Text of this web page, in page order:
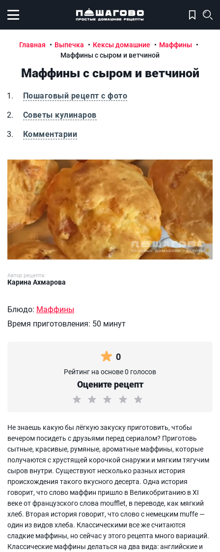
Открыть меню
Главная Выпечка Кексы домашние
Маффины
Маффины с сыром и ветчиной
Маффины с сыром и ветчиной
Пошаговый рецепт с фото
Советы кулинаров
Комментарии
Маффины с сыром и ветчиной
Автор рецепта:
Карина Ахмарова
Блюдо: Маффины
Время приготовления: 50 минут
0
Рейтинг на основе 0 голосов
Оцените рецепт
Не знаешь какую бы лёгкую закуску приготовить, чтобы
вечером посидеть с друзьями перед сериалом? Приготовь
сытные, красивые, румяные, ароматные маффины, которые
получаются с хрустящей корочкой снаружи и мягким тягучим
сыров внутри. Существуют несколько разных история
происхождения такого вкусного десерта. Одна история
говорит, что слово маффин пришло в Великобританию в XI
веке от французского слова moufflet, в переводе, как мягкий
хлеб. Вторая история говорит, что слово с немецким muffe —
один из видов хлеба. Классическими все же считаются
сладкие маффины, но сейчас у этого рецепта много вариаций.
Классические маффины делаться на два вида: английские и